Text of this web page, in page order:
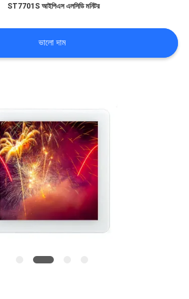
ST7701S আইপিএস এলসিডি মনিটর
ভালো দাম